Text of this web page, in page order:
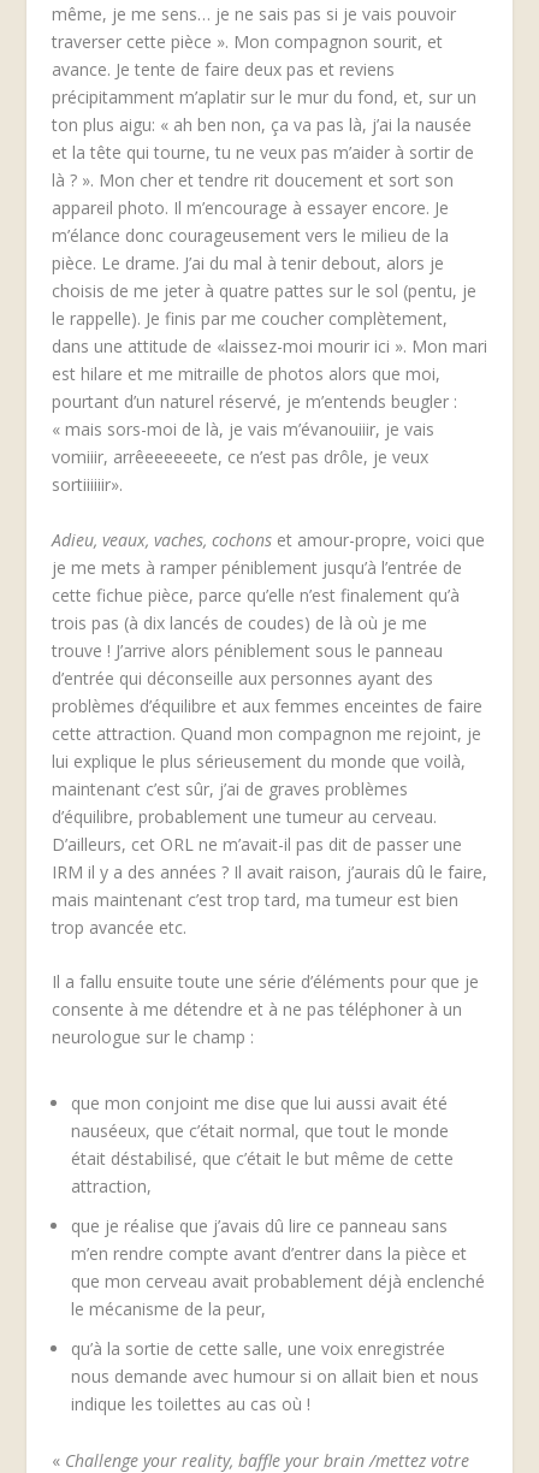
même, je me sens… je ne sais pas si je vais pouvoir
traverser cette pièce ». Mon compagnon sourit, et
avance. Je tente de faire deux pas et reviens
précipitamment m’aplatir sur le mur du fond, et, sur un
ton plus aigu: « ah ben non, ça va pas là, j’ai la nausée
et la tête qui tourne, tu ne veux pas m’aider à sortir de
là ? ». Mon cher et tendre rit doucement et sort son
appareil photo. Il m’encourage à essayer encore. Je
m’élance donc courageusement vers le milieu de la
pièce. Le drame. J’ai du mal à tenir debout, alors je
choisis de me jeter à quatre pattes sur le sol (pentu, je
le rappelle). Je finis par me coucher complètement,
dans une attitude de «laissez-moi mourir ici ». Mon mari
est hilare et me mitraille de photos alors que moi,
pourtant d’un naturel réservé, je m’entends beugler :
« mais sors-moi de là, je vais m’évanouiiir, je vais
vomiiir, arrêeeeeeete, ce n’est pas drôle, je veux
sortiiiiiir».
Adieu, veaux, vaches, cochonset amour-propre, voici que
je me mets à ramper péniblement jusqu’à l’entrée de
cette fichue pièce, parce qu’elle n’est finalement qu’à
trois pas (à dix lancés de coudes) de là où je me
trouve ! J’arrive alors péniblement sous le panneau
d’entrée qui déconseille aux personnes ayant des
problèmes d’équilibre et aux femmes enceintes de faire
cette attraction. Quand mon compagnon me rejoint, je
lui explique le plus sérieusement du monde que voilà,
maintenant c’est sûr, j’ai de graves problèmes
d’équilibre, probablement une tumeur au cerveau.
D’ailleurs, cet ORL ne m’avait-il pas dit de passer une
IRM il y a des années ? Il avait raison, j’aurais dû le faire,
mais maintenant c’est trop tard, ma tumeur est bien
trop avancée etc.
Il a fallu ensuite toute une série d’éléments pour que je
consente à me détendre et à ne pas téléphoner à un
neurologue sur le champ :
que mon conjoint me dise que lui aussi avait été
nauséeux, que c’était normal, que tout le monde
était déstabilisé, que c’était le but même de cette
attraction,
que je réalise que j’avais dû lire ce panneau sans
m’en rendre compte avant d’entrer dans la pièce et
que mon cerveau avait probablement déjà enclenché
le mécanisme de la peur,
qu’à la sortie de cette salle, une voix enregistrée
nous demande avec humour si on allait bien et nous
indique les toilettes au cas où !
« Challenge your reality, baffle your brain /mettez votre